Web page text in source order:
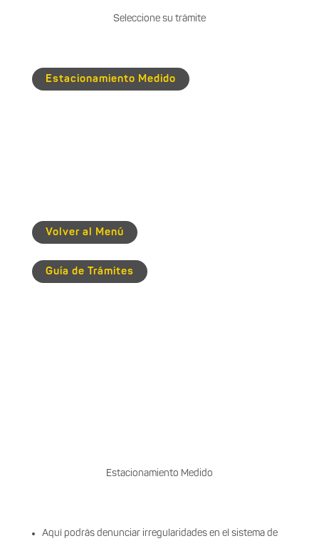
Seleccione su trámite
Estacionamiento Medido
Volver al Menú
Guía de Trámites
Estacionamiento Medido
Aquí podrás denunciar irregularidades en el sistema de